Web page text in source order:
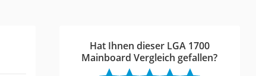
Hat Ihnen dieser LGA 1700
Mainboard Vergleich gefallen?